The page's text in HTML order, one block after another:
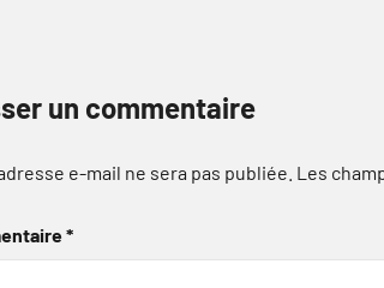
un commentaire
e-mail ne sera pas publiée. Les
*